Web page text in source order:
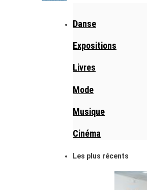
Danse
Expositions
Livres
Mode
Musique
Cinéma
Les plus récents